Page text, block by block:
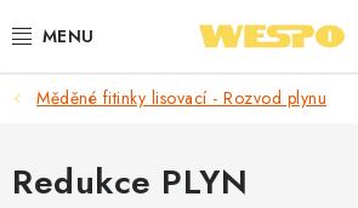
na
ARMATURY PRO TOPENÍ A VODU
TOPENÍ A OHŘEV VODY
Měděné fitinky lisovací - Rozvod plynu
Redukce PLYN